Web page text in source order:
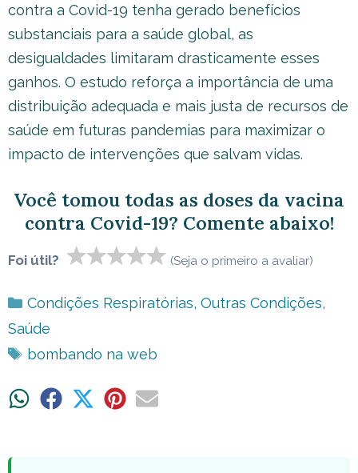
contra a Covid-19 tenha gerado benefícios
substanciais para a saúde global, as
desigualdades limitaram drasticamente esses
ganhos. O estudo reforça a importância de uma
distribuição adequada e mais justa de recursos de
saúde em futuras pandemias para maximizar o
impacto de intervenções que salvam vidas.
Você tomou todas as doses da vacina
contra Covid-19? Comente abaixo!
Foi útil? (Seja o primeiro a avaliar)
Categorias
Condições Respiratórias, Outras Condições,
Saúde
Tags
bombando na web
ShareShare ShareShareShare